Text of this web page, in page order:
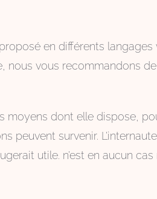
en différents
nous vous recommandons
dont elle dispose,
peuvent survenir.
utile. n’est en aucun